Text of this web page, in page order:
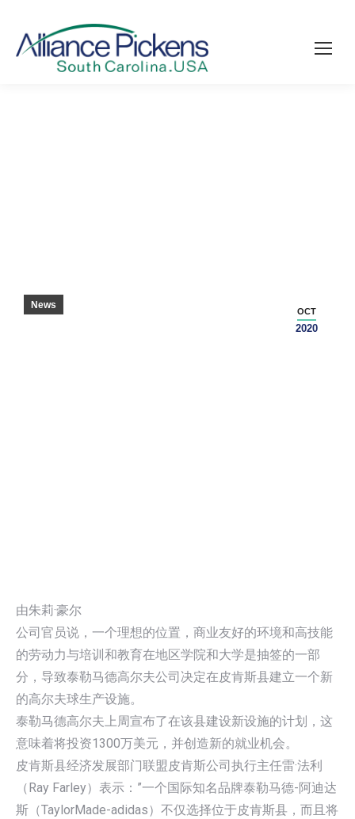
OCT
2020
News
由朱莉·豪尔
公司官员说，一个理想的位置，商业友好的环境和高技能
的劳动力与培训和教育在地区学院和大学是抽签的一部
分，导致泰勒马德高尔夫公司决定在皮肯斯县建立一个新
的高尔夫球生产设施。
泰勒马德高尔夫上周宣布了在该县建设新设施的计划，这
意味着将投资1300万美元，并创造新的就业机会。
皮肯斯县经济发展部门联盟皮肯斯公司执行主任雷·法利
（Ray Farley）表示：”一个国际知名品牌泰勒马德-阿迪达
斯（TaylorMade-adidas）不仅选择位于皮肯斯县，而且将